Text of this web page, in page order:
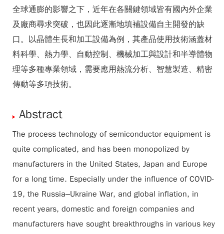
全球通膨的影響之下，近年在各關鍵領域皆有國內外企業
及廠商尋求突破，也因此逐漸地填補設備自主開發的缺
口。以晶體生長和加工設備為例，其產品使用技術涵蓋材
料科學、熱力學、自動控制、機械加工與設計和半導體物
理等多種專業領域，需要應用熱流分析、智慧製造、精密
傳動等多項技術。
Abstract
The process technology of semiconductor equipment is
quite complicated, and has been monopolized by
manufacturers in the United States, Japan and Europe
for a long time. Especially under the influence of COVID-
19, the Russia–Ukraine War, and global inflation, in
recent years, domestic and foreign companies and
manufacturers have sought breakthroughs in various key